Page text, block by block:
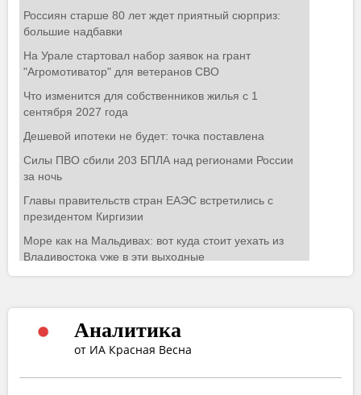
Аналитика
от ИА Красная Весна